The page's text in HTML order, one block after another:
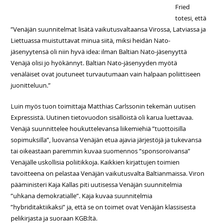
Fried
totesi, että
”Venäjän suunnitelmat lisätä vaikutusvaltaansa Virossa, Latviassa ja
Liettuassa muistuttavat minua siitä, miksi heidän Nato-
jäsenyytensä oli niin hyvä idea: ilman Baltian Nato-jäsenyyttä
Venäjä olisi jo hyökännyt. Baltian Nato-jäsenyyden myötä
venäläiset ovat joutuneet turvautumaan vain halpaan poliittiseen
juonitteluun.”
Luin myös tuon toimittaja Matthias Carlssonin tekemän uutisen
Expressistä. Uutinen tietovuodon sisällöistä oli karua luettavaa.
Venäjä suunnittelee houkuttelevansa liikemiehiä ”tuottoisilla
sopimuksilla”, luovansa Venäjän etua ajavia järjestöjä ja tukevansa
tai oikeastaan paremmin kuvaa suomennos ”sponsoroivansa”
Venäjälle uskollisia poliitikkoja. Kaikkien kirjattujen toimien
tavoitteena on pelastaa Venäjän vaikutusvalta Baltianmaissa. Viron
pääministeri Kaja Kallas piti uutisessa Venäjän suunnitelmia
”uhkana demokratialle”. Kaja kuvaa suunnitelmia
”hybriditaktiikaksi” ja, että se on toimet ovat Venäjän klassisesta
pelikirjasta ja suoraan KGB:ltä.